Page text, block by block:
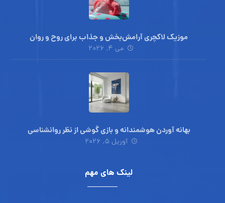
موزیک لاکچری آرامش‌بخش‌ و جذاب‌ برای روح و روان
می ۴, ۲۰۲۶
بهانه آوردن هوشمندانه و بازی گوشی از نظر روانشناسی
آوریل ۵, ۲۰۲۶
لینک های مهم